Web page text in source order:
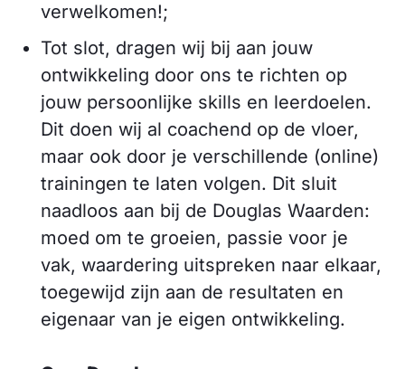
verwelkomen!;
Tot slot, dragen wij bij aan jouw
ontwikkeling door ons te richten op
jouw persoonlijke skills en leerdoelen.
Dit doen wij al coachend op de vloer,
maar ook door je verschillende (online)
trainingen te laten volgen. Dit sluit
naadloos aan bij de Douglas Waarden:
moed om te groeien, passie voor je
vak, waardering uitspreken naar elkaar,
toegewijd zijn aan de resultaten en
eigenaar van je eigen ontwikkeling.